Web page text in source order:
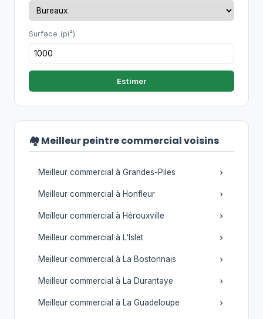
Surface (pi²)
Estimer
🏘️ Meilleur peintre commercial voisins
Meilleur commercial à Grandes-Piles
Meilleur commercial à Honfleur
Meilleur commercial à Hérouxville
Meilleur commercial à L'Islet
Meilleur commercial à La Bostonnais
Meilleur commercial à La Durantaye
Meilleur commercial à La Guadeloupe